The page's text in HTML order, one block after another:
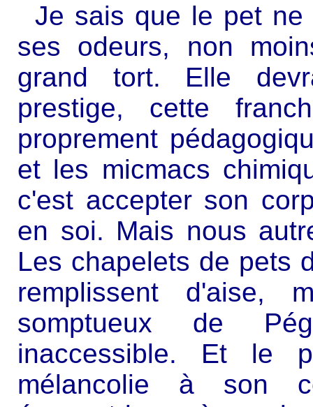
Je sais que le pet
ses odeurs, non
grand tort. Elle
prestige, cette
proprement
et les micmacs
c'est accepter son
en soi. Mais nous
Les chapelets de pets
remplissent d'aise,
somptueux de
inaccessible. Et le
mélancolie à son